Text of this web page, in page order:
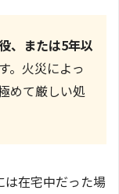
、または5年以
。火災によっ
めて厳しい処
は在宅中だった場